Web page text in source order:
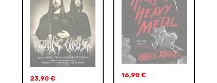
23,90 € 16,90 €